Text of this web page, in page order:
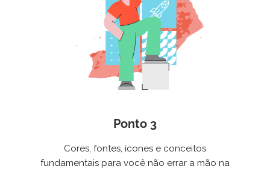
Ponto 3
Cores, fontes, ícones e conceitos
fundamentais para você não errar a mão na